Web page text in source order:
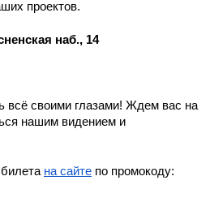
проектов.
наб., 14
всё своими глазами! Ждем вас на
нашим видением и
на сайте по промокоду: